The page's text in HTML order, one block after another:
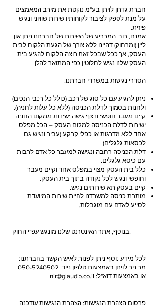
חברת גדרון לויתן בע"מ נוקטת את מירב המאמצים
על מנת לספק לציבור לקוחותיו שירות שוויוני ונגיש
פיזית.
אמנם, רובו המכריע של השירות של חברתנו ניתן און
ליין (ומרחוק) דהיינו ללא צורך של הגעת הלקוח לבית
העסק, אך ככל שבכל זאת רוצה הלקוח להגיע בית
העסק שלנו נגיש לחלוטין כפי המתואר להלן.
הסדרי נגישות במשרדי חברתנו:
ניתן להגיע עם כל סוג של רכב (כולל כל רכבי הנכים)
ולחנות בסמוך לדלת הכניסה (ללא כל עלות לחניה).
קיים מעבר חופשי ורצף גישה ישירות ממקום החניה
ישירות לדלת הכניסה למקום העסק – הכל מפלס
אחד ללא מדרגות או כפלי קרקע (עביר ונגיש גם
לכסאות גלגלים).
דלת הכניסה רחבה ונגישה למעבר כל אדם לרבות
עם כיסא גלגלים.
כלל בית העסק מצוי במפלס אחד וקיים מעבר
וחופשי ונגיש לכל נקודה בתוך בית העסק.
קיים בעסק תא שירותים נגיש.
מותרת כניסה למשרדנו לחיית שירות המיועדת
לסייע לאדם עם מוגבלות.
בנוסף, אתר האינטרנט שלנו מונגש עפ"י החוק.
לכל מידע נוסף ניתן לפנות לאיש הקשר בחברתנו:
מר ניר לויתן באמצעות טלפון נייד: 050-5240502
או באמצעות דוא"ל: nir@glaudio.co.il
פרסום הצהרת הנגישות: הצהרת הנגישות עודכנה